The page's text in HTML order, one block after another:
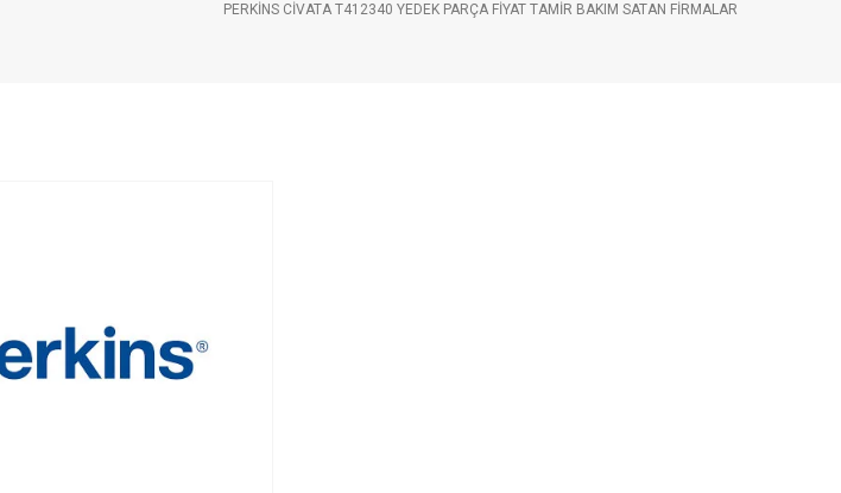
PERKINS CIVATA T412340 YEDEK PARÇA FIYAT TAMIR BAKIM SATAN FIRMALAR